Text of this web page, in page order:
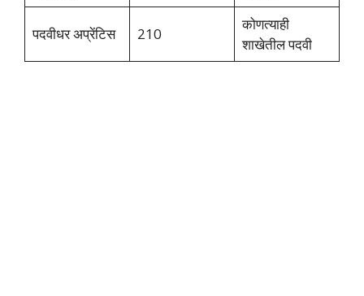
पदवीधर अप्रेंटिस 210
कोणत्याही
शाखेतील पदवी